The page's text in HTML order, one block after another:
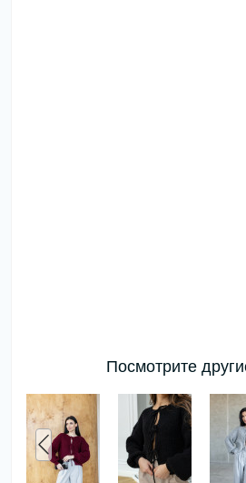
Посмотрите